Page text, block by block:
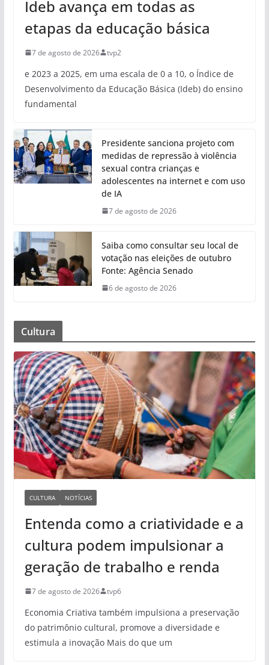
Ideb avança em todas as
etapas da educação básica
7 de agosto de 2026 tvp2
e 2023 a 2025, em uma escala de 0 a 10, o Índice de
Desenvolvimento da Educação Básica (Ideb) do ensino
fundamental
Presidente sanciona projeto com
medidas de repressão à violência
sexual contra crianças e
adolescentes na internet e com uso
de IA
7 de agosto de 2026
Saiba como consultar seu local de
votação nas eleições de outubro
Fonte: Agência Senado
6 de agosto de 2026
Cultura
CULTURA NOTÍCIAS
Entenda como a criatividade e a
cultura podem impulsionar a
geração de trabalho e renda
7 de agosto de 2026 tvp6
Economia Criativa também impulsiona a preservação
do patrimônio cultural, promove a diversidade e
estimula a inovação Mais do que um